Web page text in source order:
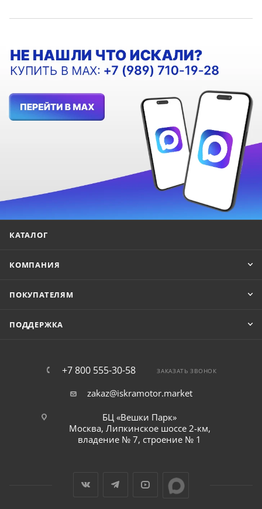
КАТАЛОГ
КОМПАНИЯ
ПОКУПАТЕЛЯМ
ПОДДЕРЖКА
+7 800 555-30-58 ЗАКАЗАТЬ ЗВОНОК
zakaz@iskramotor.market
БЦ «Вешки Парк»
Москва, Липкинское шоссе 2-км,
владение № 7, строение № 1